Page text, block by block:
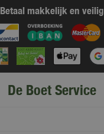
Betaal makkelijk en veilig
De Boet Service